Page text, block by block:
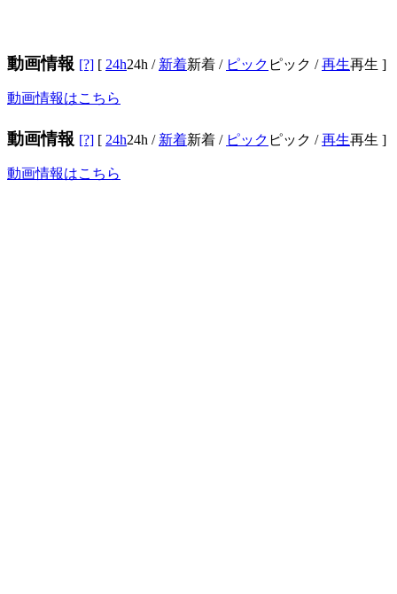
動画情報 [?] [ 24h24h / 新着新着 / ピック ピック /再生再生 ]
動画情報はこちら
動画情報 [?] [ 24h24h / 新着新着 / ピック ピック /再生再生 ]
動画情報はこちら